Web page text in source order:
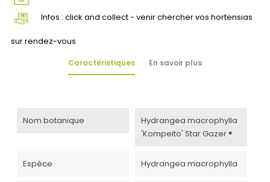
Infos : click and collect - venir chercher vos hortensias
sur rendez-vous
Caractéristiques En savoir plus
Nom botanique
Hydrangea macrophylla
'Kompeito' Star Gazer ®
Espèce Hydrangea macrophylla